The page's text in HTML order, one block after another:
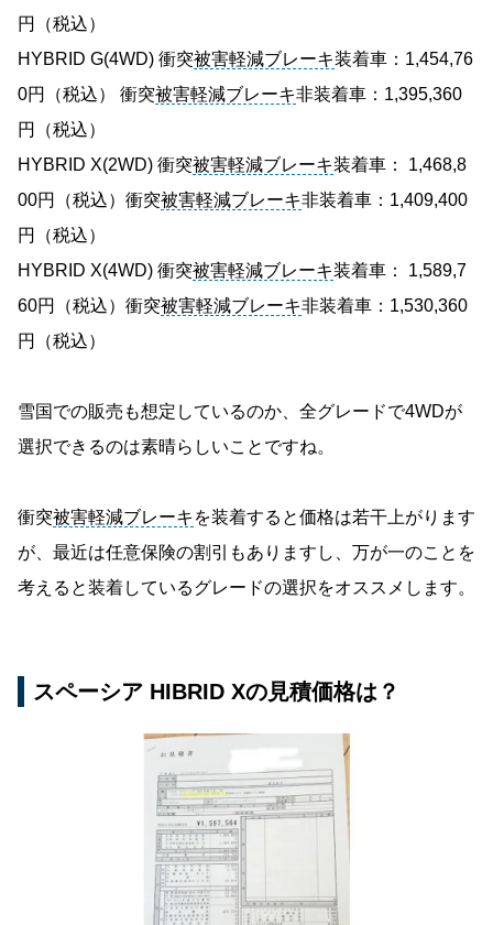
円（税込）
HYBRID G(4WD) 衝突被害軽減ブレーキ装着車：1,454,76
0円（税込） 衝突被害軽減ブレーキ非装着車：1,395,360
円（税込）
HYBRID X(2WD) 衝突被害軽減ブレーキ装着車： 1,468,8
00円（税込）衝突被害軽減ブレーキ非装着車：1,409,400
円（税込）
HYBRID X(4WD) 衝突被害軽減ブレーキ装着車： 1,589,7
60円（税込）衝突被害軽減ブレーキ非装着車：1,530,360
円（税込）
雪国での販売も想定しているのか、全グレードで4WDが
選択できるのは素晴らしいことですね。
衝突被害軽減ブレーキ を装着すると価格は若干上がります
が、最近は任意保険の割引もありますし、万が一のことを
考えると装着しているグレードの選択をオススメします。
スペーシア HIBRID Xの見積価格は？